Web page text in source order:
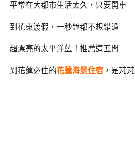
平常在大都市生活太久，只要開車
到花東渡假，一秒鐘都不想錯過
超漂亮的太平洋藍！推薦這五間
到花蓮必住的花蓮海景住宿 ，是芃芃